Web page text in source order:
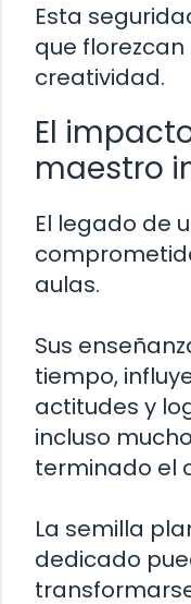
Esta
que
creatividad.
El
maestro
El legado de
aulas.
Sus
tiempo,
actitudes y
incluso
terminado el
La semilla
dedicado